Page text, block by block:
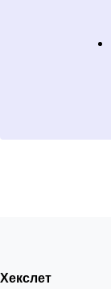
Хекслет